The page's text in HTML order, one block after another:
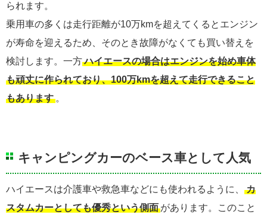
られます。
乗用車の多くは走行距離が10万kmを超えてくるとエンジン
が寿命を迎えるため、そのとき故障がなくても買い替えを
検討します。一方ハイエースの場合はエンジンを始め車体
も頑丈に作られており、100万kmを超えて走行できること
もあります 。
キャンピングカーのベース車として人気
ハイエースは介護車や救急車などにも使われるように、
カ
スタムカーとしても優秀という側面 があります。このこと